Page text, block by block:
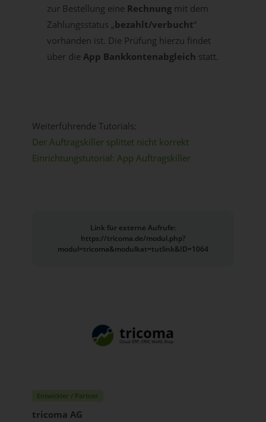
zur Bestellung eine Rechnung mit dem
Zahlungsstatus „bezahlt/verbucht“
vorhanden ist. Die Prüfung hierzu findet
über die App Bankkontenabgleich statt.
Weiterführende Tutorials:
Der Auftragskiller splittet nicht korrekt
Einrichtungstutorial: App Auftragskiller
Link für externe Aufrufe:
https://tricoma.de/modul.php?
modul=tricoma&modulkat=tutlink&ID=1064
Entwickler / Partner
tricoma AG